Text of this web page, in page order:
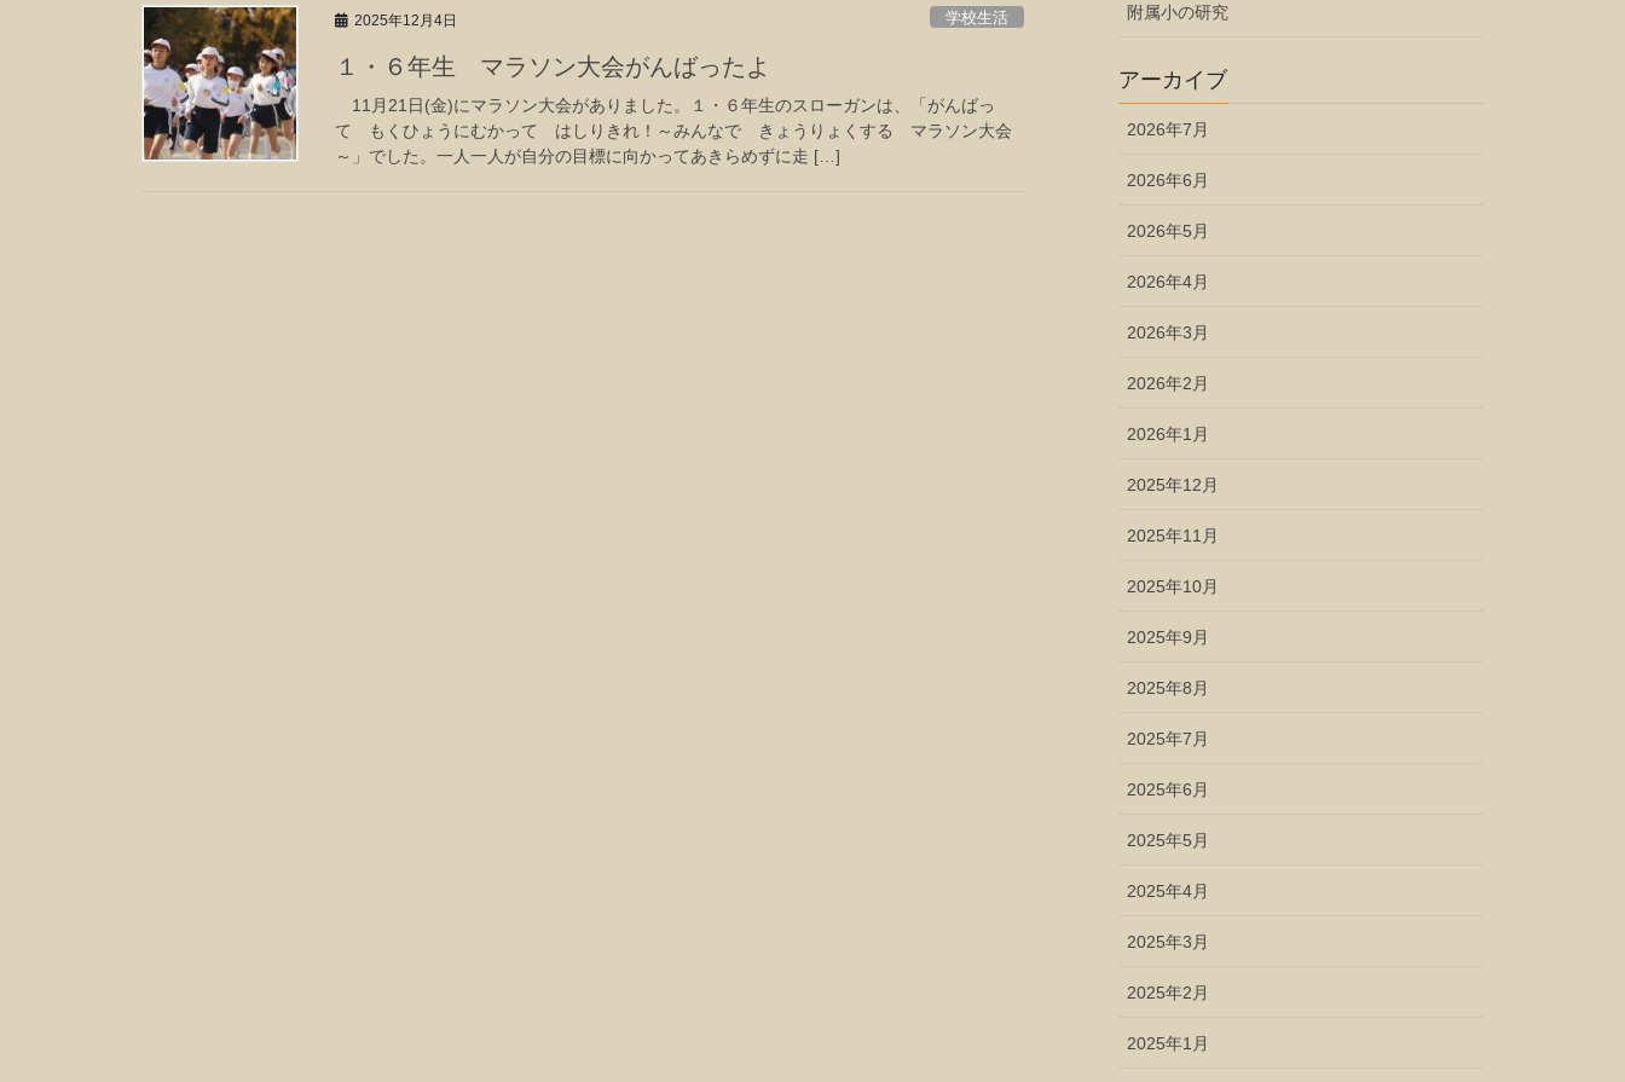
2025年12月4日 学校生活
１・６年生 マラソン大会がんばったよ
11月21日(金)にマラソン大会がありました。１・６年生のスローガンは、「がんばっ
て もくひょうにむかって はしりきれ！～みんなで きょうりょくする マラソン大会
～」でした。一人一人が自分の目標に向かってあきらめずに走 […]
附属小の研究
アーカイブ
2026年7月
2026年6月
2026年5月
2026年4月
2026年3月
2026年2月
2026年1月
2025年12月
2025年11月
2025年10月
2025年9月
2025年8月
2025年7月
2025年6月
2025年5月
2025年4月
2025年3月
2025年2月
2025年1月